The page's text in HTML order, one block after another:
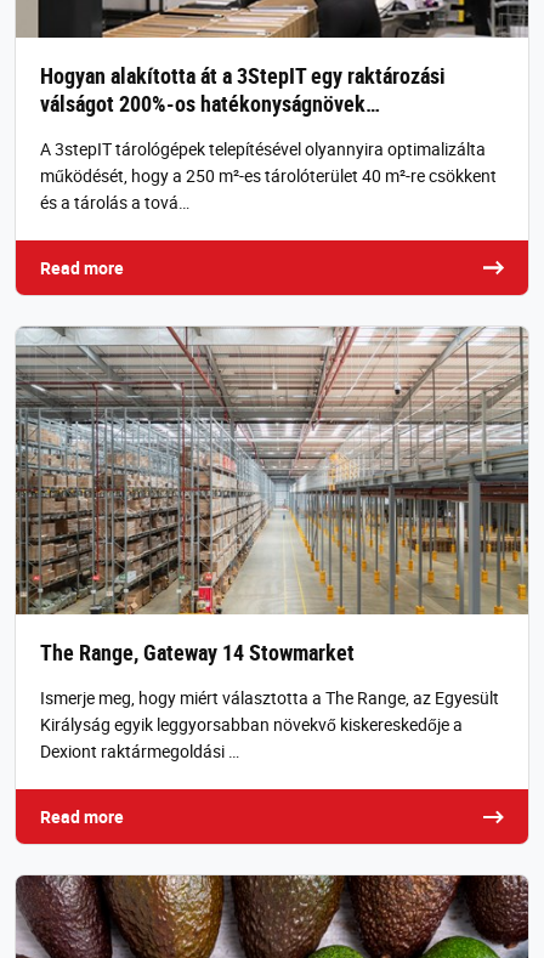
Hogyan alakította át a 3StepIT egy raktározási
válságot 200%-os hatékonyságnövek…
A 3stepIT tárológépek telepítésével olyannyira optimalizálta
működését, hogy a 250 m²-es tárolóterület 40 m²-re csökkent
és a tárolás a tová…
Read more
The Range, Gateway 14 Stowmarket
Ismerje meg, hogy miért választotta a The Range, az Egyesült
Királyság egyik leggyorsabban növekvő kiskereskedője a
Dexiont raktármegoldási …
Read more